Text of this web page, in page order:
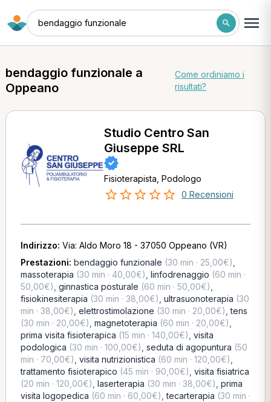
bendaggio funzionale
bendaggio funzionale a
Oppeano
Come ordiniamo i
risultati?
Studio Centro San
Giuseppe SRL
Fisioterapista, Podologo
0 Recensioni
Indirizzo: Via: Aldo Moro 18 - 37050 Oppeano (VR)
Prestazioni: bendaggio funzionale (30 min · 25,00€)
massoterapia (30 min · 40,00€) linfodrenaggio (60 min ·
50,00€) ginnastica posturale (60 min · 50,00€)
fisiokinesiterapia (30 min · 38,00€) ultrasuonoterapia (30
min · 38,00€) elettrostimolazione (30 min · 20,00€) ,tens
(30 min · 20,00€) magnetoterapia (60 min · 20,00€)
prima visita fisioterapica (15 min · 140,00€) visita
podologica (30 min · 100,00€) seduta di agopuntura (50
min · 70,00€) visita nutrizionistica (60 min · 120,00€)
trattamento fisioterapico (45 min · 90,00€) visita fisiatrica
(20 min · 120,00€) laserterapia (30 min · 38,00€) prima
visita logopedica (60 min · 60,00€) ,tecarterapia (30 min ·